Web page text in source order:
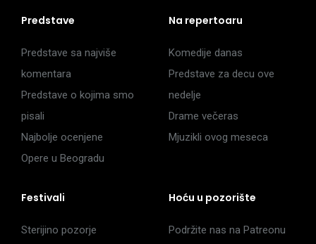
Predstave
Predstave sa najviše
komentara
Predstave o kojima smo
pisali
Najbolje ocenjene
Opere u Beogradu
Na repertoaru
Komedije danas
Predstave za decu ove
nedelje
Drame večeras
Mjuzikli ovog meseca
Festivali
Sterijino pozorje
Hoću u pozorište
Podržite nas na Patreonu